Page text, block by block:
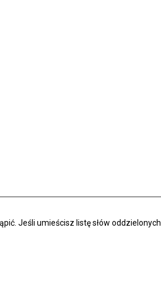
Jeśli umieścisz listę słów oddzielonych